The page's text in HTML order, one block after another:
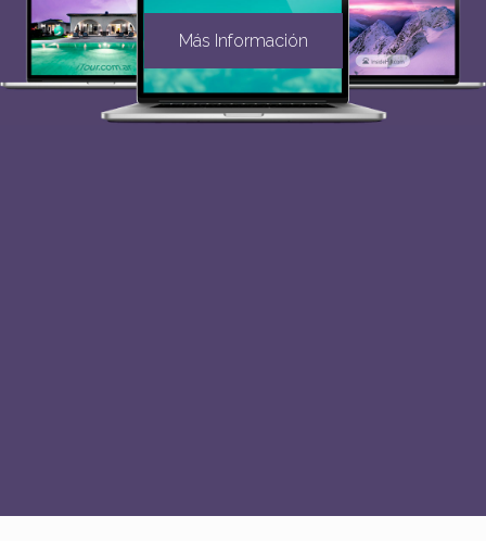
Más Información